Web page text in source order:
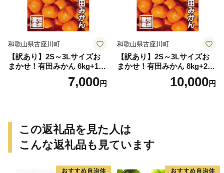
和歌山県古座川町
【訳あり】2S～3Lサイズお
まかせ！有田みかん 6kg+1kg
保証分 11月から12月下旬ま
でに順次発送致します。 / 訳
7,000円
和歌山県古座川町
【訳あり】2S～3Lサイズお
まかせ！有田みかん 8kg+2kg
保証分 11月から12月下旬ま
でに順次発送致します。 / 訳
10,000円
この返礼品を見た人は
こんな返礼品も見ています